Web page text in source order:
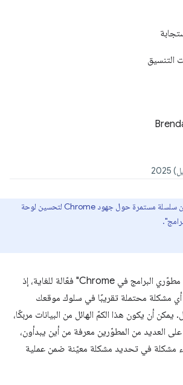
التنسيق
هذه المشاركة هي جزء من سلسلة مستمرة حول جهود Chrome لتحسين لوحة
في "أدوات مطوّري البرامج في Chrome" فعّالة للغاية، إذ
مشكلة محتملة تقريبًا في سلوك موقعك
يمكن أن يكون هذا الكمّ الهائل من البيانات مربكًا،
العديد من المطوّرين معرفة من أين يبدأون،
مشكلة في تحديد مشكلة معيّنة ضمن عملية